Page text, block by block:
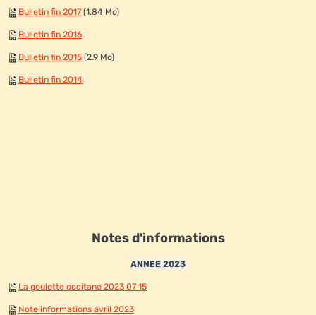
Bulletin fin 2017 (1.84 Mo)
Bulletin fin 2016
Bulletin fin 2015 (2.9 Mo)
Bulletin fin 2014
Notes d'informations
ANNEE 2023
La goulotte occitane 2023 07 15
Note informations avril 2023